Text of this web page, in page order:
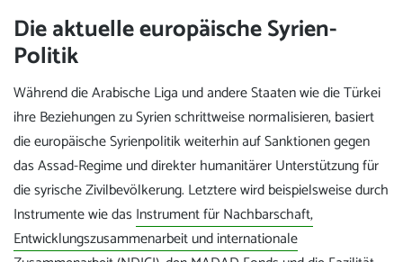
Die aktuelle europäische Syrien-
Politik
Während die Arabische Liga und andere Staaten wie die Türkei
ihre Beziehungen zu Syrien schrittweise normalisieren, basiert
die europäische Syrienpolitik weiterhin auf Sanktionen gegen
das Assad-Regime und direkter humanitärer Unterstützung für
die syrische Zivilbevölkerung. Letztere wird beispielsweise durch
Instrumente wie dasInstrument für Nachbarschaft,
Entwicklungszusammenarbeit und internationale